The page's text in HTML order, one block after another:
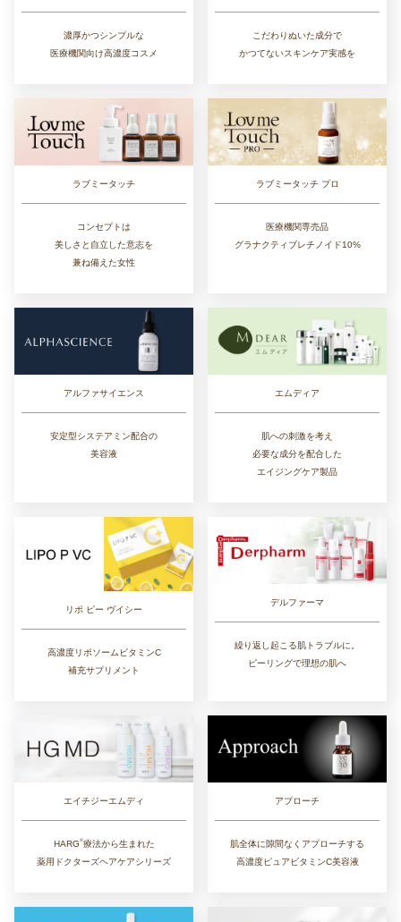
濃厚かつシンプルな
医療機関向け高濃度コスメ
こだわりぬいた成分で
かつてないスキンケア実感を
ラブミータッチ
コンセプトは
美しさと自立した意志を
兼ね備えた女性
ラブミータッチ プロ
医療機関専売品
グラナクティブレチノイド10%
アルファサイエンス
安定型システアミン配合の
美容液
エムディア
肌への刺激を考え
必要な成分を配合した
エイジングケア製品
リポ ピー ヴイシー
高濃度リポソームビタミンC
補充サプリメント
デルファーマ
繰り返し起こる肌トラブルに。
ピーリングで理想の肌へ
エイチジーエムディ
HARG®︎療法から生まれた
薬用ドクターズヘアケアシリーズ
アプローチ
肌全体に隙間なくアプローチする
高濃度ピュアビタミンC美容液